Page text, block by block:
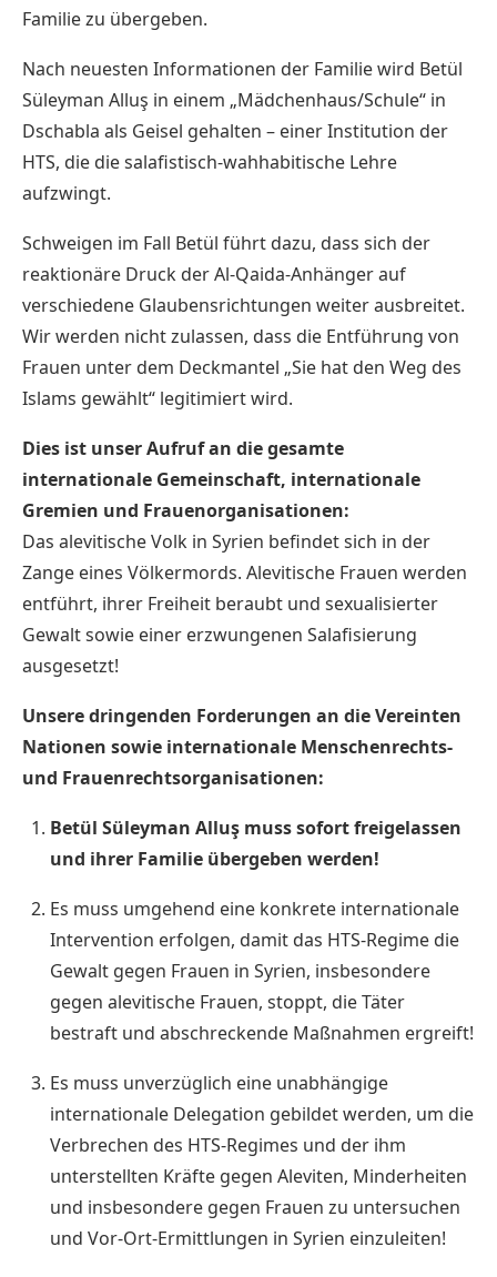
Familie zu übergeben.
Nach neuesten Informationen der Familie wird Betül
Süleyman Alluş in einem „Mädchenhaus/Schule“ in
Dschabla als Geisel gehalten – einer Institution der
HTS, die die salafistisch-wahhabitische Lehre
aufzwingt.
Schweigen im Fall Betül führt dazu, dass sich der
reaktionäre Druck der Al-Qaida-Anhänger auf
verschiedene Glaubensrichtungen weiter ausbreitet.
Wir werden nicht zulassen, dass die Entführung von
Frauen unter dem Deckmantel „Sie hat den Weg des
Islams gewählt“ legitimiert wird.
Dies ist unser Aufruf an die gesamte
internationale Gemeinschaft, internationale
Gremien und Frauenorganisationen:
Das alevitische Volk in Syrien befindet sich in der
Zange eines Völkermords. Alevitische Frauen werden
entführt, ihrer Freiheit beraubt und sexualisierter
Gewalt sowie einer erzwungenen Salafisierung
ausgesetzt!
Unsere dringenden Forderungen an die Vereinten
Nationen sowie internationale Menschenrechts-
und Frauenrechtsorganisationen:
Betül Süleyman Alluş muss sofort freigelassen
und ihrer Familie übergeben werden!
Es muss umgehend eine konkrete internationale
Intervention erfolgen, damit das HTS-Regime die
Gewalt gegen Frauen in Syrien, insbesondere
gegen alevitische Frauen, stoppt, die Täter
bestraft und abschreckende Maßnahmen ergreift!
Es muss unverzüglich eine unabhängige
internationale Delegation gebildet werden, um die
Verbrechen des HTS-Regimes und der ihm
unterstellten Kräfte gegen Aleviten, Minderheiten
und insbesondere gegen Frauen zu untersuchen
und Vor-Ort-Ermittlungen in Syrien einzuleiten!